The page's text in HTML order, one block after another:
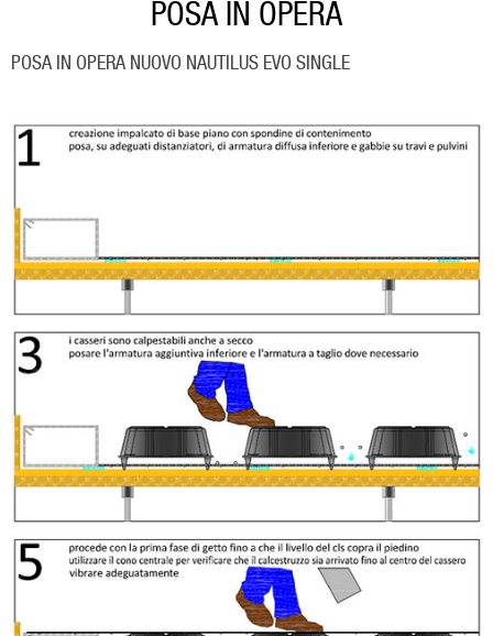
POSA IN OPERA
POSA IN OPERA NUOVO NAUTILUS EVO SINGLE